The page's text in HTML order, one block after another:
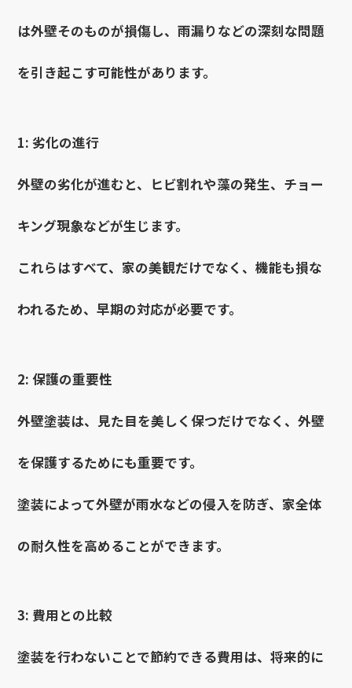
は外壁そのものが損傷し、雨漏りなどの深刻な問題
を引き起こす可能性があります。
1: 劣化の進行
外壁の劣化が進むと、ヒビ割れや藻の発生、チョー
キング現象などが生じます。
これらはすべて、家の美観だけでなく、機能も損な
われるため、早期の対応が必要です。
2: 保護の重要性
外壁塗装は、見た目を美しく保つだけでなく、外壁
を保護するためにも重要です。
塗装によって外壁が雨水などの侵入を防ぎ、家全体
の耐久性を高めることができます。
3: 費用との比較
塗装を行わないことで節約できる費用は、将来的に